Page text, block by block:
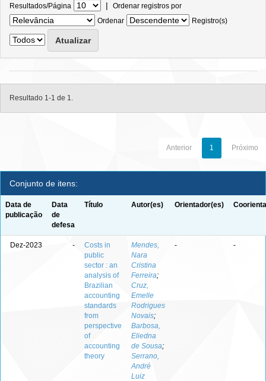
Resultados/Página | Ordenar registros por
Ordenar
Registro(s)
Resultado 1-1 de 1.
Anterior 1 Próximo
Conjunto de itens:
Data de
publicação
Data
de
defesa
Título Autor(es) Orientador(es)
Dez-2023 -
Costs in
public
sector : an
analysis of
Brazilian
accounting
standards
from
perspective
of
accounting
theory
Mendes,
Nara
Cristina
Ferreira;
Cruz,
Emelle
Rodrigues
Novais;
Barbosa,
Eliedna
de Sousa;
Serrano,
André
Luiz
- -